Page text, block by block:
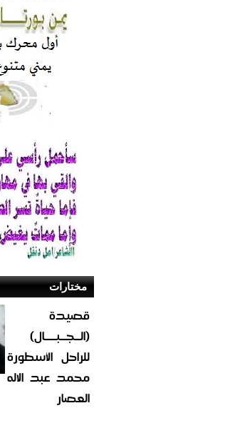
مختارات
قصيدة
(الــجــبــــال)
للراحل الأسطورة
محمد عبد الاله
العصار